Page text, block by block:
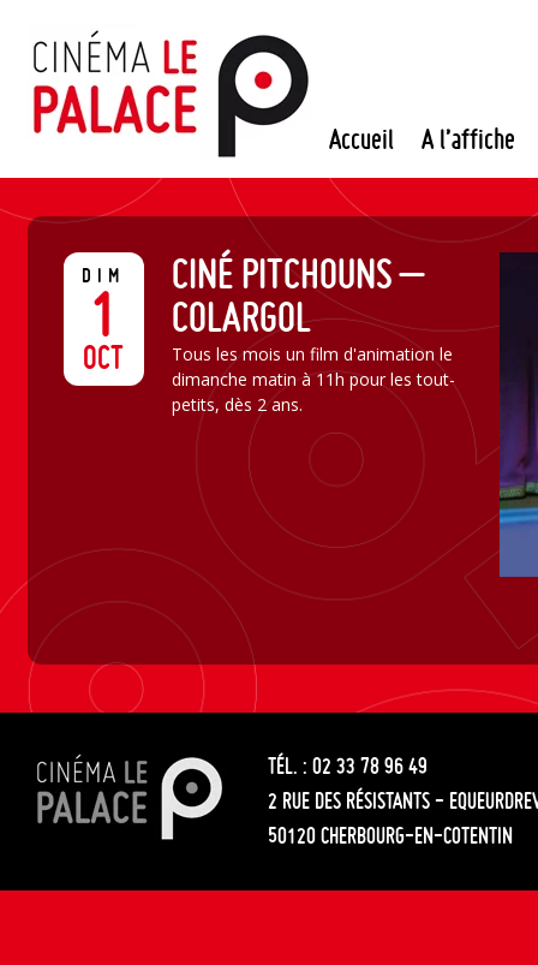
contenu
Accueil A l’affiche
DIM
1
OCT
CINÉ PITCHOUNS –
COLARGOL
Tous les mois un film d'animation le
dimanche matin à 11h pour les tout-
petits, dès 2 ans.
TÉL. : 02 33 78 96 49
2 RUE DES RÉSISTANTS -
50120 CHERBOURG-EN-COTENTIN